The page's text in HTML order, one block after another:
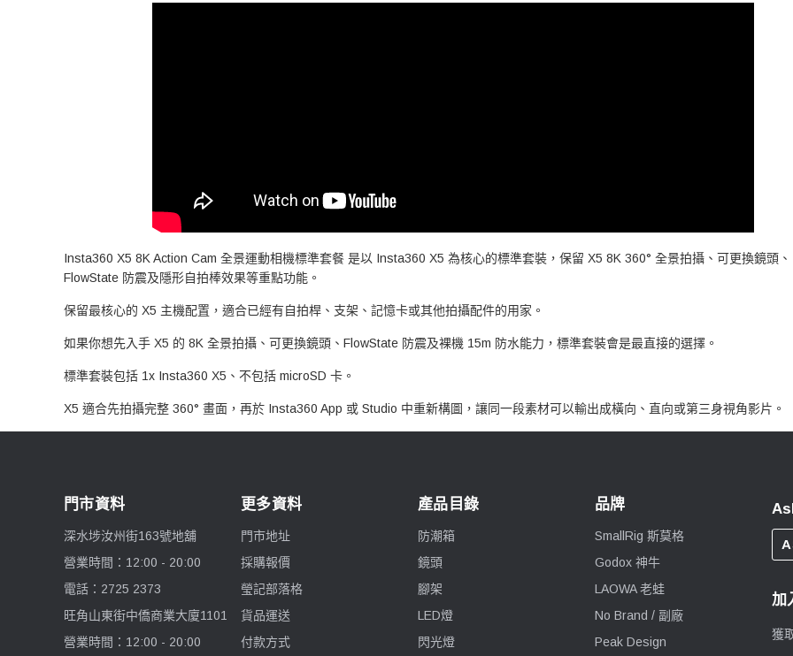
Insta360 X5 8K Action Cam 全景運動相機標準套餐 是以 Insta360 X5 為核心的標準套裝，保留 X5 8K 360° 全景拍攝、可更換鏡頭、
FlowState 防震及隱形自拍棒效果等重點功能。
保留最核心的 X5 主機配置，適合已經有自拍桿、支架、記憶卡或其他拍攝配件的用家。
如果你想先入手 X5 的 8K 全景拍攝、可更換鏡頭、FlowState 防震及裸機 15m 防水能力，標準套裝會是最直接的選擇。
標準套裝包括 1x Insta360 X5、不包括 microSD 卡。
X5 適合先拍攝完整 360° 畫面，再於 Insta360 App 或 Studio 中重新構圖，讓同一段素材可以輸出成橫向、直向或第三身視角影片。
門市資料
深水埗汝州街163號地舖
營業時間：12:00 - 20:00
電話：2725 2373
旺角山東街中僑商業大廈1101
營業時間：12:00 - 20:00
更多資料
門市地址
採購報價
瑩記部落格
貨品運送
付款方式
產品目錄
防潮箱
鏡頭
腳架
LED燈
閃光燈
品牌
SmallRig 斯莫格
Godox 神牛
LAOWA 老蛙
No Brand / 副廠
Peak Design
加
獲